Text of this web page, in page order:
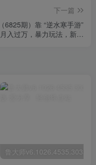
下一篇
（6825期）靠 “逆水寒手游”
月入过万，暴力玩法，新手